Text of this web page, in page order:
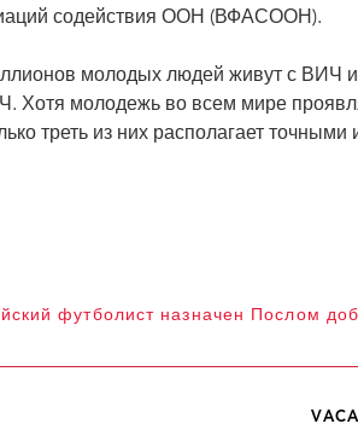
содействия ООН (ВФАСООН).
молодых людей живут с ВИЧ
Хотя молодежь во всем мире
треть из них располагает
футболист назначен Послом